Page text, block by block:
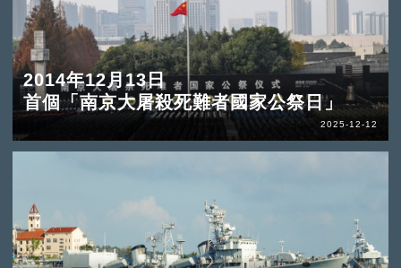
2014年12月13日
首個「南京大屠殺死難者國家公祭日」
2025-12-12